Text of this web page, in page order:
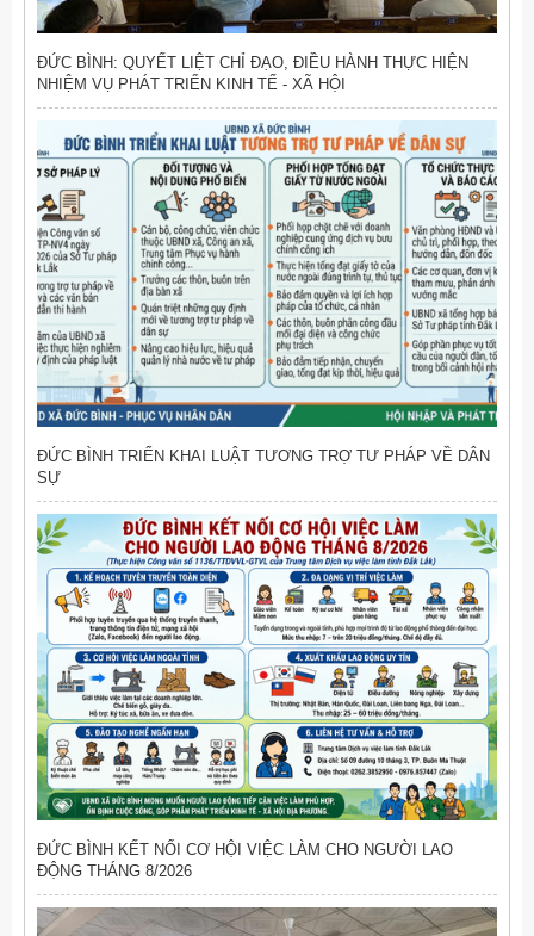
ĐỨC BÌNH: QUYẾT LIỆT CHỈ ĐẠO, ĐIỀU HÀNH THỰC HIỆN
NHIỆM VỤ PHÁT TRIỂN KINH TẾ - XÃ HỘI
ĐỨC BÌNH TRIỂN KHAI LUẬT TƯƠNG TRỢ TƯ PHÁP VỀ DÂN
SỰ
ĐỨC BÌNH KẾT NỐI CƠ HỘI VIỆC LÀM CHO NGƯỜI LAO
ĐỘNG THÁNG 8/2026